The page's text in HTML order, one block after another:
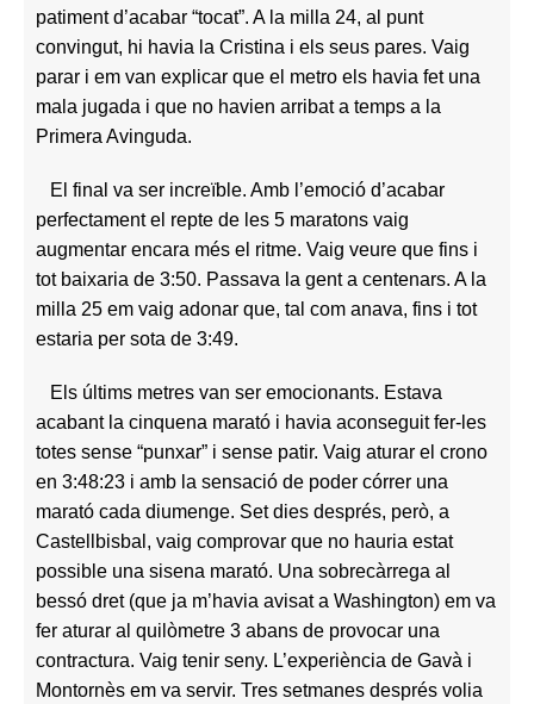
patiment d’acabar “tocat”. A la milla 24, al punt
convingut, hi havia la Cristina i els seus pares. Vaig
parar i em van explicar que el metro els havia fet una
mala jugada i que no havien arribat a temps a la
Primera Avinguda.
El final va ser increïble. Amb l’emoció d’acabar
perfectament el repte de les 5 maratons vaig
augmentar encara més el ritme. Vaig veure que fins i
tot baixaria de 3:50. Passava la gent a centenars. A la
milla 25 em vaig adonar que, tal com anava, fins i tot
estaria per sota de 3:49.
Els últims metres van ser emocionants. Estava
acabant la cinquena marató i havia aconseguit fer-les
totes sense “punxar” i sense patir. Vaig aturar el crono
en 3:48:23 i amb la sensació de poder córrer una
marató cada diumenge. Set dies després, però, a
Castellbisbal, vaig comprovar que no hauria estat
possible una sisena marató. Una sobrecàrrega al
bessó dret (que ja m’havia avisat a Washington) em va
fer aturar al quilòmetre 3 abans de provocar una
contractura. Vaig tenir seny. L’experiència de Gavà i
Montornès em va servir. Tres setmanes després volia